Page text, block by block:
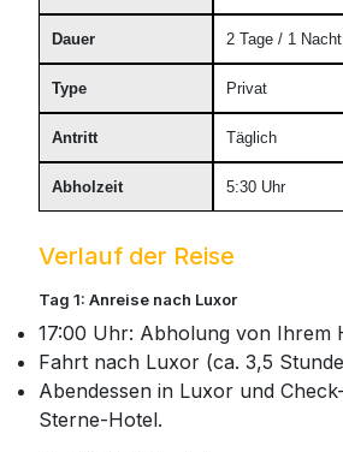
Dauer
Type
Antritt
Abholzeit
2 Tage / 1 Nacht
Privat
Täglich
5:30 Uhr
Verlauf der Reise
Tag 1: Anreise nach Luxor
17:00 Uhr: Abholung von Ihrem
Fahrt nach Luxor (ca. 3,5
Abendessen in Luxor und
Sterne-Hotel.